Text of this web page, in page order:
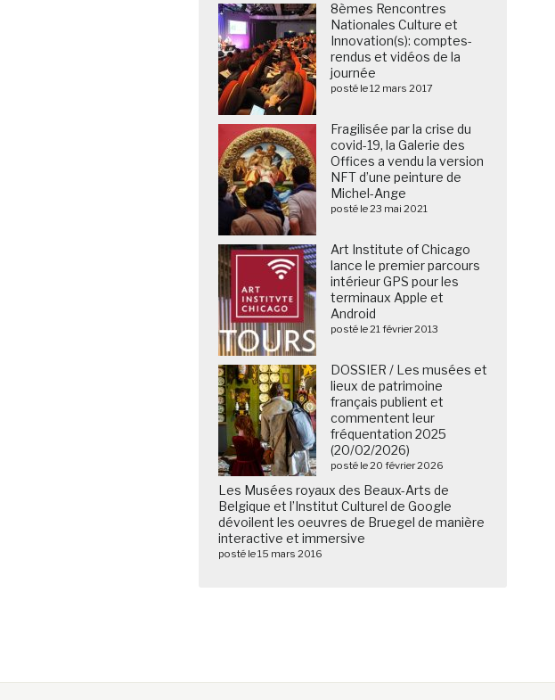
8èmes Rencontres
Nationales Culture et
Innovation(s): comptes-
rendus et vidéos de la
journée
posté le 12 mars 2017
Fragilisée par la crise du
covid-19, la Galerie des
Offices a vendu la version
NFT d’une peinture de
Michel-Ange
posté le 23 mai 2021
Art Institute of Chicago
lance le premier parcours
intérieur GPS pour les
terminaux Apple et
Android
posté le 21 février 2013
DOSSIER / Les musées et
lieux de patrimoine
français publient et
commentent leur
fréquentation 2025
(20/02/2026)
posté le 20 février 2026
Les Musées royaux des Beaux-Arts de
Belgique et l’Institut Culturel de Google
dévoilent les oeuvres de Bruegel de manière
interactive et immersive
posté le 15 mars 2016